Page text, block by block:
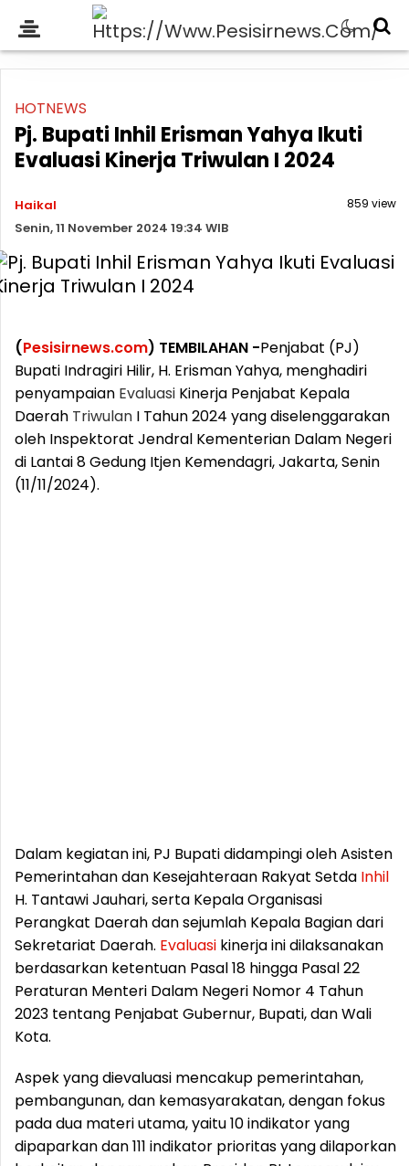
HOTNEWS
Pj. Bupati Inhil Erisman Yahya Ikuti
Evaluasi Kinerja Triwulan I 2024
Haikal
Senin, 11 November 2024 19:34 WIB
859 view
(Pesisirnews.com) TEMBILAHAN -Penjabat (PJ)
Bupati Indragiri Hilir, H. Erisman Yahya, menghadiri
penyampaian Evaluasi Kinerja Penjabat Kepala
Daerah Triwulan I Tahun 2024 yang diselenggarakan
oleh Inspektorat Jendral Kementerian Dalam Negeri
di Lantai 8 Gedung Itjen Kemendagri, Jakarta, Senin
(11/11/2024).
Dalam kegiatan ini, PJ Bupati didampingi oleh Asisten
Pemerintahan dan Kesejahteraan Rakyat Setda Inhil
H. Tantawi Jauhari, serta Kepala Organisasi
Perangkat Daerah dan sejumlah Kepala Bagian dari
Sekretariat Daerah. Evaluasi kinerja ini dilaksanakan
berdasarkan ketentuan Pasal 18 hingga Pasal 22
Peraturan Menteri Dalam Negeri Nomor 4 Tahun
2023 tentang Penjabat Gubernur, Bupati, dan Wali
Kota.
Aspek yang dievaluasi mencakup pemerintahan,
pembangunan, dan kemasyarakatan, dengan fokus
pada dua materi utama, yaitu 10 indikator yang
dipaparkan dan 111 indikator prioritas yang dilaporkan